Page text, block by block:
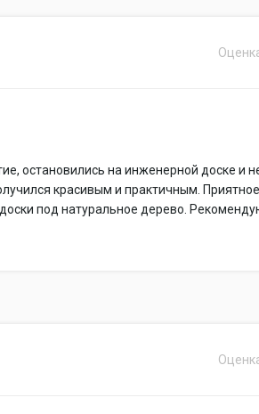
остановились на инженерной доске и
красивым и практичным.
под натуральное дерево.